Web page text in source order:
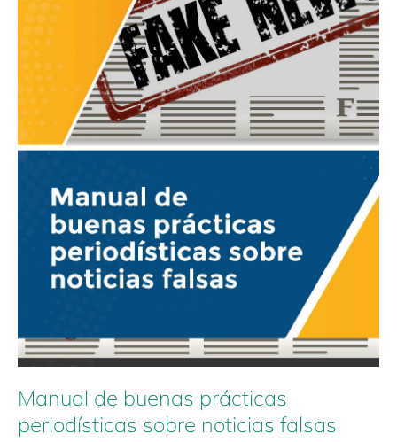
Manual de buenas prácticas
periodísticas sobre noticias falsas